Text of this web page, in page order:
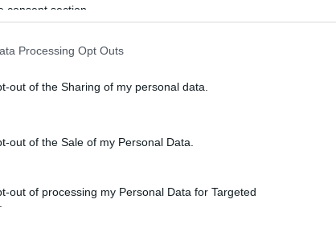
consent section.
Processing Opt Outs
out of the Sharing of my personal data.
out of the Sale of my Personal Data.
out of processing my Personal Data for Targeted